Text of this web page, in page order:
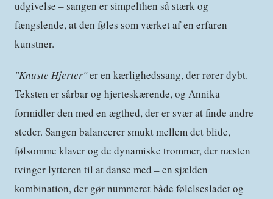
udgivelse – sangen er simpelthen så stærk og
fængslende, at den føles som værket af en erfaren
kunstner.
"Knuste Hjerter"er en kærlighedssang, der rører dybt.
Teksten er sårbar og hjerteskærende, og Annika
formidler den med en ægthed, der er svær at finde andre
steder. Sangen balancerer smukt mellem det blide,
følsomme klaver og de dynamiske trommer, der næsten
tvinger lytteren til at danse med – en sjælden
kombination, der gør nummeret både følelsesladet og